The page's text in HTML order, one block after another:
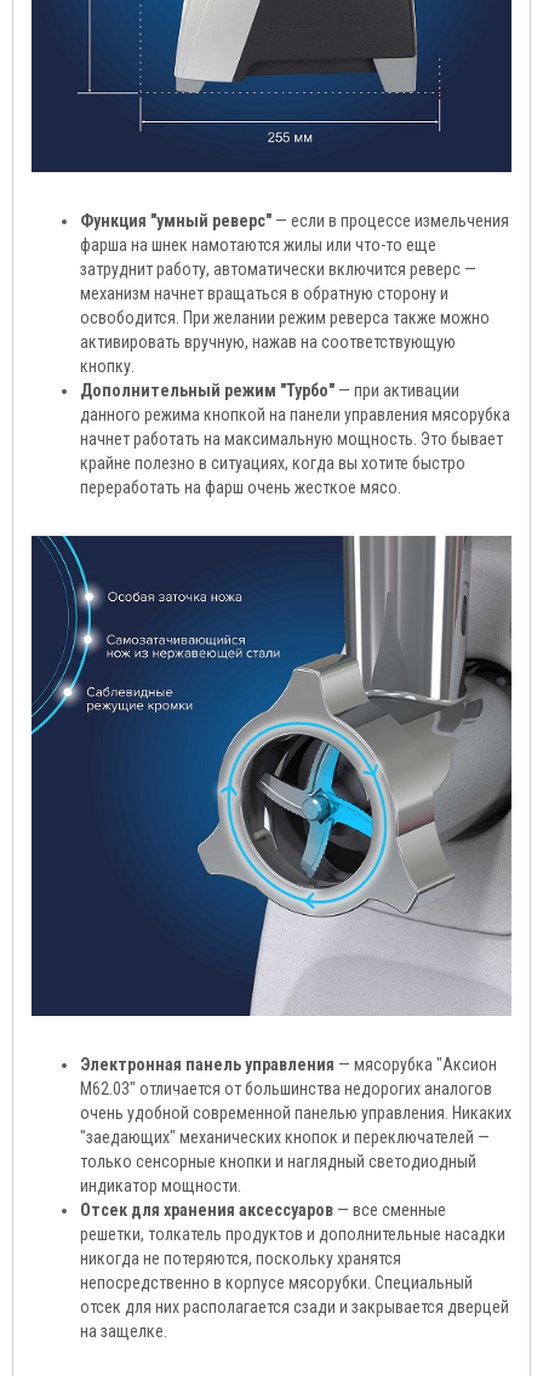
Функция "умный реверс" — если в процессе измельчения
фарша на шнек намотаются жилы или что-то еще
затруднит работу, автоматически включится реверс —
механизм начнет вращаться в обратную сторону и
освободится. При желании режим реверса также можно
активировать вручную, нажав на соответствующую
кнопку.
Дополнительный режим "Турбо" — при активации
данного режима кнопкой на панели управления мясорубка
начнет работать на максимальную мощность. Это бывает
крайне полезно в ситуациях, когда вы хотите быстро
переработать на фарш очень жесткое мясо.
Электронная панель управления — мясорубка "Аксион
М62.03" отличается от большинства недорогих аналогов
очень удобной современной панелью управления. Никаких
"заедающих" механических кнопок и переключателей —
только сенсорные кнопки и наглядный светодиодный
индикатор мощности.
Отсек для хранения аксессуаров — все сменные
решетки, толкатель продуктов и дополнительные насадки
никогда не потеряются, поскольку хранятся
непосредственно в корпусе мясорубки. Специальный
отсек для них располагается сзади и закрывается дверцей
на защелке.